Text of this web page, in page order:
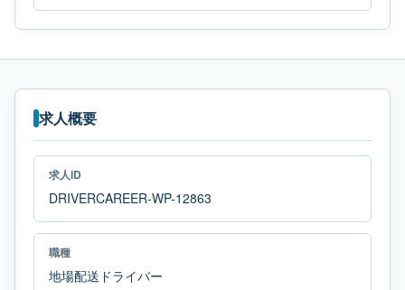
求人概要
求人ID
DRIVERCAREER-WP-12863
職種
地場配送ドライバー